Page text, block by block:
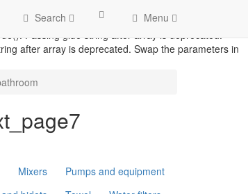
line 94Unknown
: implode(): Passing glue string after
Passing glue string after array is deprecated.
after array is deprecated. Swap the parameters in
Search Menu
Mixers
Pumps and equipment